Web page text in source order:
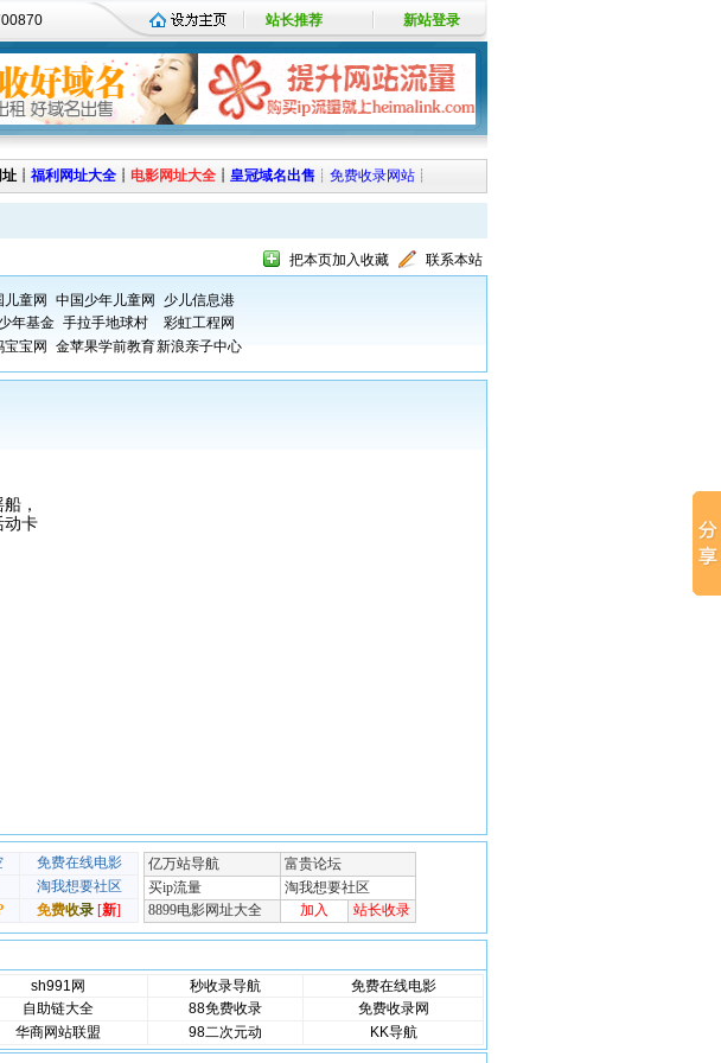
站长推荐 新站登录
┊ 福利网址大全 ┊ 电影网址大全 ┊ 皇冠域名出售 ┊ 免费收录网站 ┊
把本页加入收藏 联系本站
儿童网 中国少年儿童网
少儿信息港
年基金 手拉手地球村
彩虹工程网
宝宝网 金苹果学前教育新浪亲子中心
，
动卡
sh991网 秒收录导航
免费在线电影
自助链大全 88免费收录
免费收录网
华商网站联盟 98二次元动 KK导航